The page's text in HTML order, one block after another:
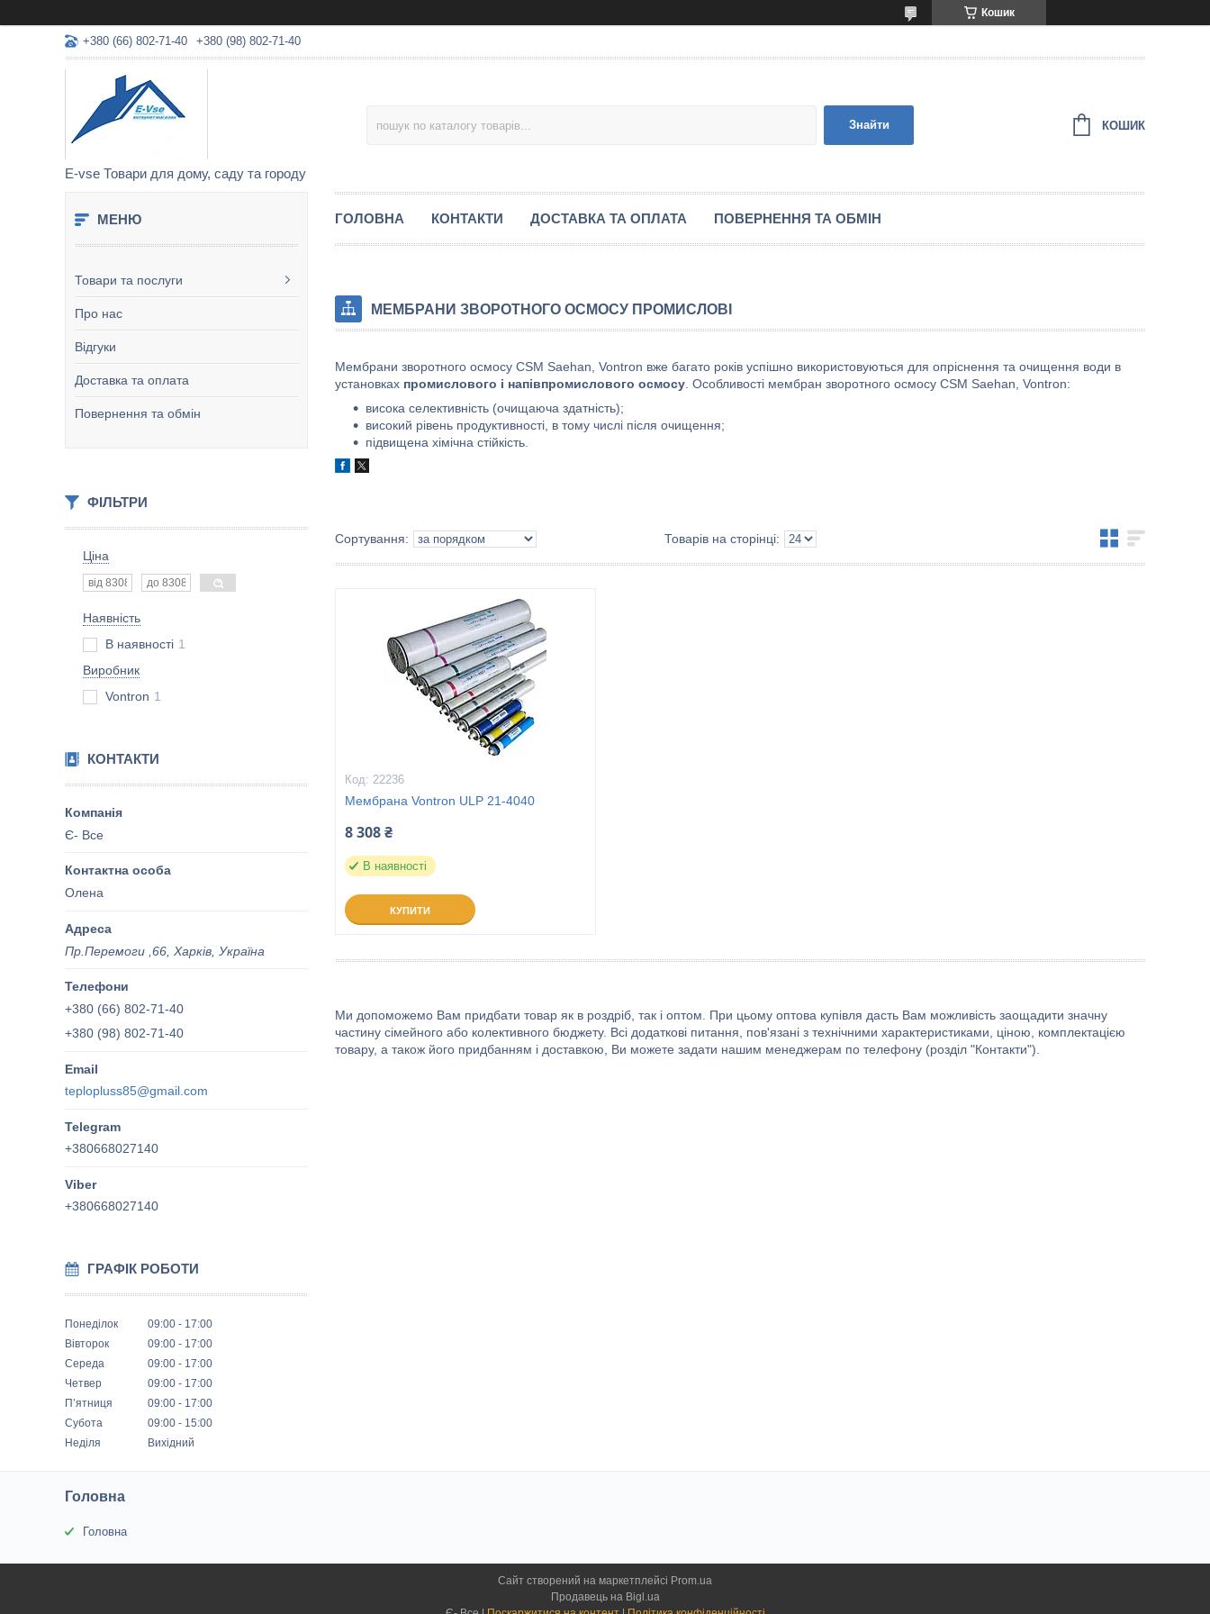
Кошик
+380 (66) 802-71-40 +380 (98) 802-71-40
E-vse Товари для дому, саду та городу
Знайти КОШИК
Товари та послуги
Про нас
Відгуки
Доставка та оплата
Повернення та обмін
ФІЛЬТРИ
Ціна
Наявність
В наявності 1
Виробник
Vontron 1
КОНТАКТИ
Є- Все
Олена
Пр.Перемоги ,66, Харків, Україна
+380 (66) 802-71-40
+380 (98) 802-71-40
teplopluss85@gmail.com
+380668027140
+380668027140
ГРАФІК РОБОТИ
Понеділок 09:00
17:00
Вівторок
09:00
17:00
Середа
09:00
17:00
Четвер
09:00
17:00
Пʼятниця
09:00
17:00
Субота
09:00
15:00
Неділя
Вихідний
ГОЛОВНА КОНТАКТИ ДОСТАВКА ТА ОПЛАТА ПОВЕРНЕННЯ ТА ОБМІН
МЕМБРАНИ ЗВОРОТНОГО ОСМОСУ ПРОМИСЛОВІ
Мембрани зворотного осмосу СЅМ Saehan, Vontron вже багато років успішно використовуються для опріснення та очищення води в
установках промислового і напівпромислового осмосу . Особливості мембран зворотного осмосу СЅМ Saehan, Vontron:
висока селективність (очищаюча здатність);
високий рівень продуктивності, в тому числі після очищення;
підвищена хімічна стійкість.
22236
Мембрана Vontron ULP 21-4040
8 308 ₴
В наявності
КУПИТИ
Ми допоможемо Вам придбати товар як в роздріб, так і оптом. При цьому оптова купівля дасть Вам можливість заощадити значну
частину сімейного або колективного бюджету. Всі додаткові питання, пов'язані з технічними характеристиками, ціною, комплектацією
товару, а також його придбанням і доставкою, Ви можете задати нашим менеджерам по телефону (розділ "Контакти").
Головна
Головна
Сайт створений на маркетплейсі Prom.ua
Продавець на Bigl.ua